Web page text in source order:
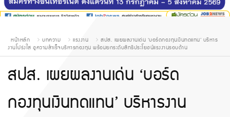
หน้าหลัก บทความ แรงงาน
สปส. เผยผลงานเด่น ‘บอร์ดกองทุนเงินทดแทน’ บริหาร
งานโปร่งใส ชูความสำเร็จบริหารกองทุน พร้อมยกระดับสิทธิประโยชน์แรงงานรอบด้าน
สปส. เผยผลงานเด่น ‘บอร์ด
กองทุนเงินทดแทน’ บริหารงาน